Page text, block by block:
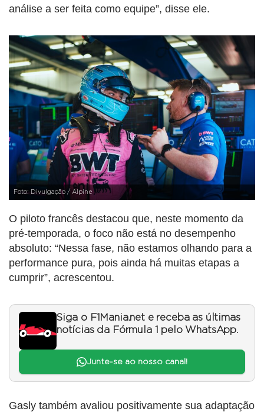
análise a ser feita como equipe”, disse ele.
Foto: Divulgação / Alpine
O piloto francês destacou que, neste momento da
pré-temporada, o foco não está no desempenho
absoluto: “Nessa fase, não estamos olhando para a
performance pura, pois ainda há muitas etapas a
cumprir”, acrescentou.
Siga o F1Mania.net e receba as últimas
notícias da Fórmula 1 pelo WhatsApp.
Junte-se ao nosso canal!
Gasly também avaliou positivamente sua adaptação